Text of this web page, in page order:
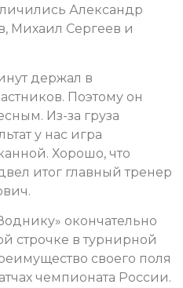
Александр
Михаил Сергеев и
держал в
Поэтому он
Из-за груза
у нас игра
Хорошо, что
итог главный тренер
окончательно
строчке в турнирной
своего поля
чемпионата России.